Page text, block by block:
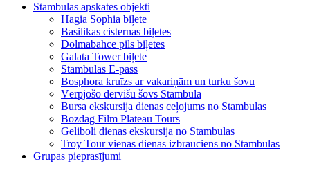
Stambulas apskates objekti
Hagia Sophia biļete
Basilikas cisternas biļetes
Dolmabahce pils biļetes
Galata Tower biļete
Stambulas E-pass
Bosphora kruīzs ar vakariņām un turku šovu
Vērpjošo dervišu šovs Stambulā
Bursa ekskursija dienas ceļojums no Stambulas
Bozdag Film Plateau Tours
Geliboli dienas ekskursija no Stambulas
Troy Tour vienas dienas izbrauciens no Stambulas
Grupas pieprasījumi